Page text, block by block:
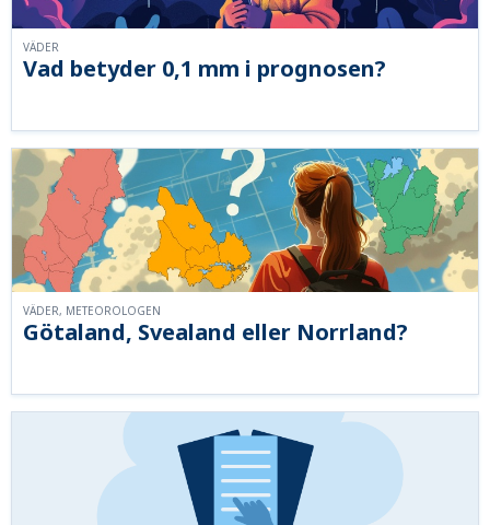
Vad betyder 0,1 mm i prognosen?
VÄDER
Götaland, Svealand eller Norrland?
VÄDER, METEOROLOGEN